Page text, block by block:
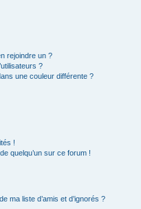
rejoindre un ?
?
une couleur différente ?
!
quelqu’un sur ce forum !
ma liste d’amis et d’ignorés ?